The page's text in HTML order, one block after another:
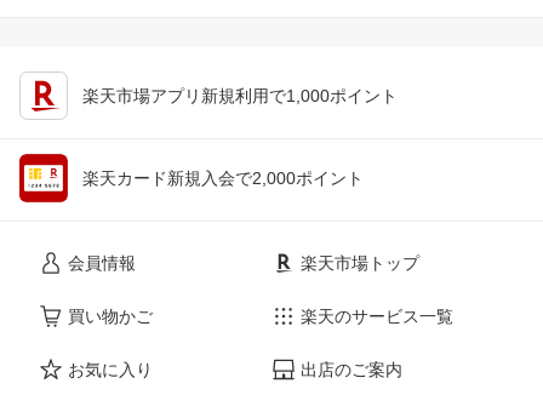
楽天市場アプリ新規利用で1,000ポイント
楽天カード新規入会で2,000ポイント
会員情報
買い物かご
お気に入り
楽天市場トップ
楽天のサービス一覧
出店のご案内